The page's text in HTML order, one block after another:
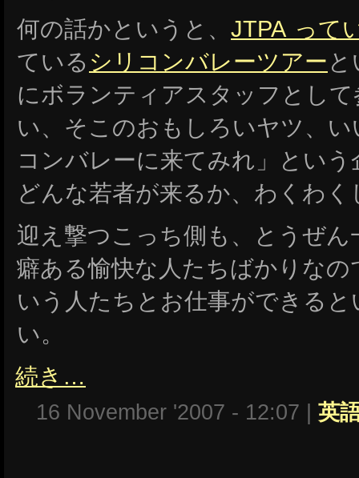
何の話かというと、 JTPA って
ている シリコンバレーツアー
にボランティアスタッフとし
い、そこのおもしろいヤツ、
コンバレーに来てみれ」とい
どんな若者が来るか、わくわく
迎え撃つこっち側も、とうぜ
癖ある愉快な人たちばかりな
いう人たちとお仕事ができる
い。
続き…
16 November '2007 - 12:07 | 英